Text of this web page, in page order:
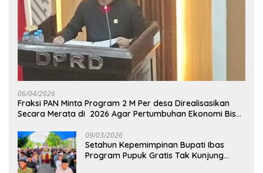
06/04/2026
Fraksi PAN Minta Program 2 M Per desa Direalisasikan
Secara Merata di 2026 Agar Pertumbuhan Ekonomi Bisa
09/03/2026
Setahun Kepemimpinan Bupati Ibas
Program Pupuk Gratis Tak Kunjung